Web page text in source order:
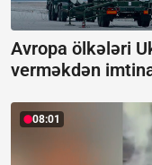
Avropa ölkələri
verməkdən
08:01